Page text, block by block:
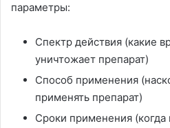
параметры:
Спектр действия (какие
уничтожает препарат)
Способ применения
применять препарат)
Сроки применения (когда